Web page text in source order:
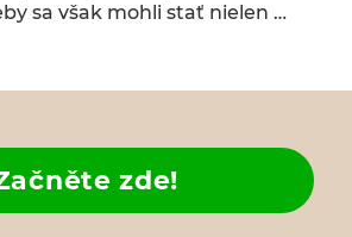
sa však mohli stať nielen …
zde!